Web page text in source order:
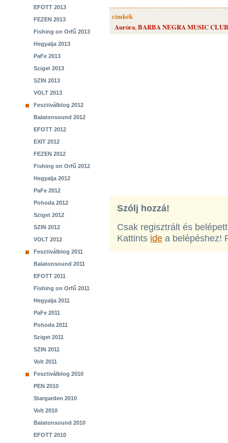
EFOTT 2013
FEZEN 2013
Fishing on Orfű 2013
Hegyalja 2013
PaFe 2013
Sziget 2013
SZIN 2013
VOLT 2013
Fesztiválblog 2012
Balatonsound 2012
EFOTT 2012
EXIT 2012
FEZEN 2012
Fishing on Orfű 2012
Hegyalja 2012
PaFe 2012
Pohoda 2012
Sziget 2012
SZIN 2012
VOLT 2012
Fesztiválblog 2011
Balatonsound 2011
EFOTT 2011
Fishing on Orfű 2011
Hegyalja 2011
PaFe 2011
Pohoda 2011
Sziget 2011
SZIN 2011
Volt 2011
Fesztiválblog 2010
PEN 2010
Stargarden 2010
Volt 2010
Balatonsound 2010
EFOTT 2010
cimkék
Auróra,BARBA NEGRA MUSIC CLUB
Szólj hozzá!
Csak regisztrált és
Kattints ide a belépéshez!